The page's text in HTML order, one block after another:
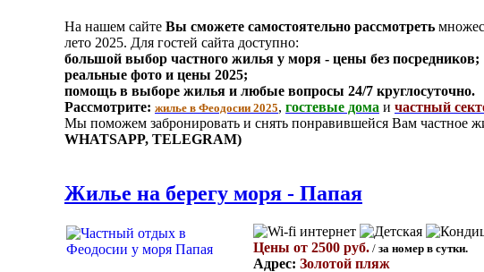
На нашем сайте Вы сможете самостоятельно рассмотреть
лето 2025. Для гостей сайта доступно:
большой выбор частного жилья у моря - цены без посредников;
реальные фото и цены 2025;
помощь в выборе жилья и любые вопросы 24/7 круглосуточно.
Рассмотрите: жилье в Феодосии 2025, гостевые дома и частный
Мы поможем забронировать и снять понравившейся Вам частное
WHATSAPP, TELEGRAM)
Жилье на берегу моря - Папая
Цены от 2500 руб. / за номер в сутки.
Адрес: Золотой пляж